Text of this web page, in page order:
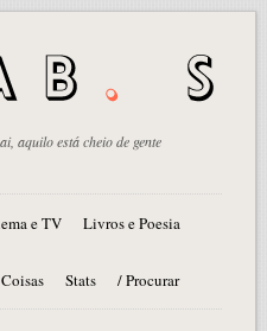
aquilo está cheio de gente
e TV Livros e Poesia
Stats / Procurar